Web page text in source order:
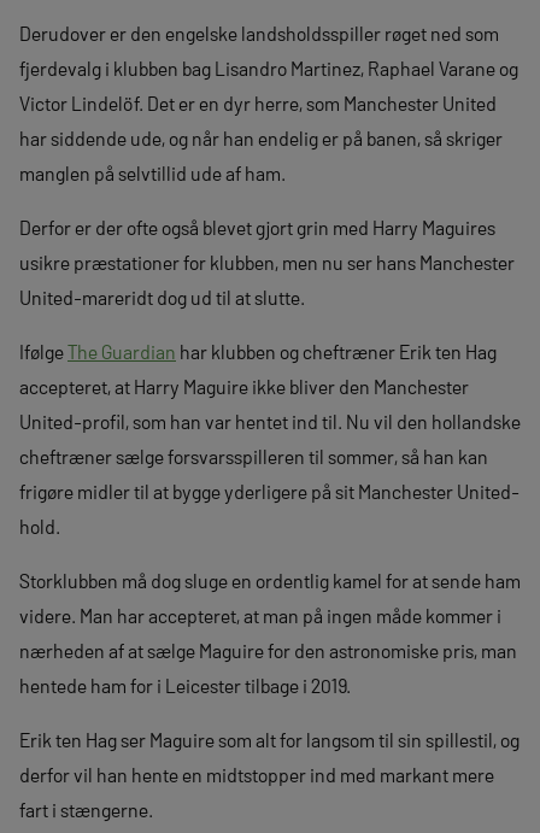
Derudover er den engelske landsholdsspiller røget ned som
fjerdevalg i klubben bag Lisandro Martinez, Raphael Varane og
Victor Lindelöf. Det er en dyr herre, som Manchester United
har siddende ude, og når han endelig er på banen, så skriger
manglen på selvtillid ude af ham.
Derfor er der ofte også blevet gjort grin med Harry Maguires
usikre præstationer for klubben, men nu ser hans Manchester
United-mareridt dog ud til at slutte.
IfølgeThe Guardian har klubben og cheftræner Erik ten Hag
accepteret, at Harry Maguire ikke bliver den Manchester
United-profil, som han var hentet ind til. Nu vil den hollandske
cheftræner sælge forsvarsspilleren til sommer, så han kan
frigøre midler til at bygge yderligere på sit Manchester United-
hold.
Storklubben må dog sluge en ordentlig kamel for at sende ham
videre. Man har accepteret, at man på ingen måde kommer i
nærheden af at sælge Maguire for den astronomiske pris, man
hentede ham for i Leicester tilbage i 2019.
Erik ten Hag ser Maguire som alt for langsom til sin spillestil, og
derfor vil han hente en midtstopper ind med markant mere
fart i stængerne.